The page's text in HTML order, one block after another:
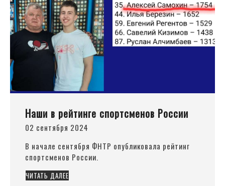
Наши в рейтинге спортсменов России
02 сентября 2024
В начале сентября ФНТР опубликовала рейтинг
спортсменов России.
ЧИТАТЬ ДАЛЕЕ